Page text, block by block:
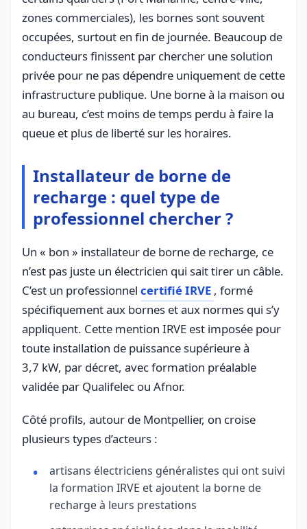
zones commerciales), les bornes sont souvent
occupées, surtout en fin de journée. Beaucoup de
conducteurs finissent par chercher une solution
privée pour ne pas dépendre uniquement de cette
infrastructure publique. Une borne à la maison ou
au bureau, c’est moins de temps perdu à faire la
queue et plus de liberté sur les horaires.
Installateur de borne de
recharge : quel type de
professionnel chercher ?
Un « bon » installateur de borne de recharge, ce
n’est pas juste un électricien qui sait tirer un câble.
C’est un professionnel certifié IRVE , formé
spécifiquement aux bornes et aux normes qui s’y
appliquent. Cette mention IRVE est imposée pour
toute installation de puissance supérieure à
3,7 kW, par décret, avec formation préalable
validée par Qualifelec ou Afnor.
Côté profils, autour de Montpellier, on croise
plusieurs types d’acteurs :
artisans électriciens généralistes qui ont suivi
la formation IRVE et ajoutent la borne de
recharge à leurs prestations